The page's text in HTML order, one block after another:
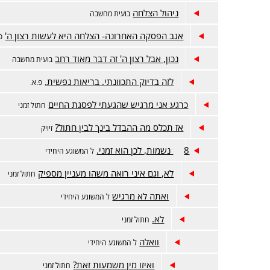
ניהול הצלחה בועית מחשבה
אגב הפסקה האחרונה- הצלחה היא לעשות רצון ה'
נכון, אבל רצון ה' זה דבר מאוד רחב בועית מחשבה
לזה בדיוק התכוונתי. בריאות נפשית. פ.א.
כרגע אני מרגיש שהגעתי לפסגת החיים חתול זמני
אז תכלס מה ההבדל בינך לבין חתול? זיויק
8 נשמות, לכן הוא זמני. ל המשוגע היחידי
לא, וגם איני רואה משהו מעניין מספיק חתול זמני
ואתה לא מרגיש ל המשוגע היחידי
לא. חתול זמני
וואלה ל המשוגע היחידי
ואיזו מין משמעות זאת? חתול זמני